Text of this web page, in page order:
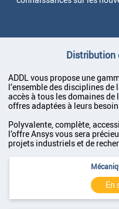
Distribution
ADDL vous propose une
l’ensemble des disciplines
accès à tous les domaines
offres adaptées à leurs
Polyvalente, complète,
l’offre Ansys vous sera
projets industriels et de
En